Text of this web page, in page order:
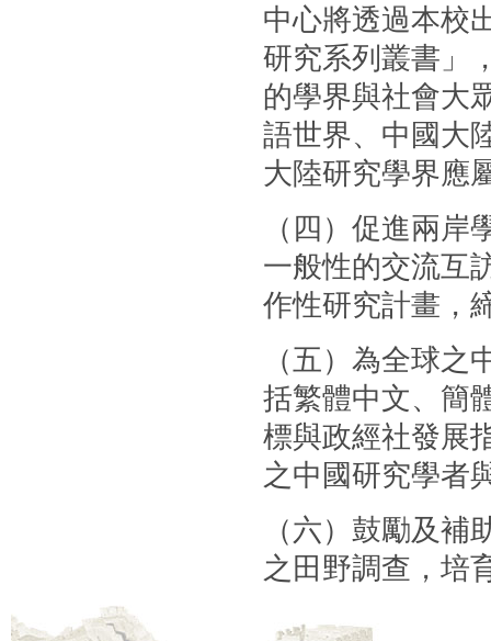
中心將透過本校
研究系列叢書」
的學界與社會大
語世界、中國大
大陸研究學界應
（四）促進兩
一般性的交流互
作性研究計畫，
（五）為全球
括繁體中文、簡
標與政經社發展
之中國研究學者
（六）鼓勵及
之田野調查，培